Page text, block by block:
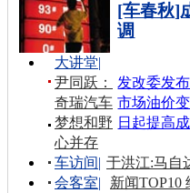
[车春秋]
调
发改委发
市场油价
日起提高
大讲堂|
尹同跃：
奇瑞汽车
梦想和野
心并存
车访间| 于洪江:马自
会客室|
新闻TOP10